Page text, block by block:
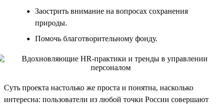
Заострить внимание на вопросах сохранения
природы.
Помочь благотворительному фонду.
Суть проекта настолько же проста и понятна, насколько
интересна: пользователи из любой точки России совершают